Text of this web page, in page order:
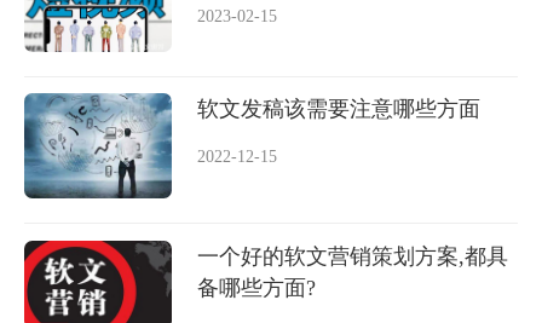
2023-02-15
软文发稿该需要注意哪些方面
2022-12-15
一个好的软文营销策划方案,都具
备哪些方面?